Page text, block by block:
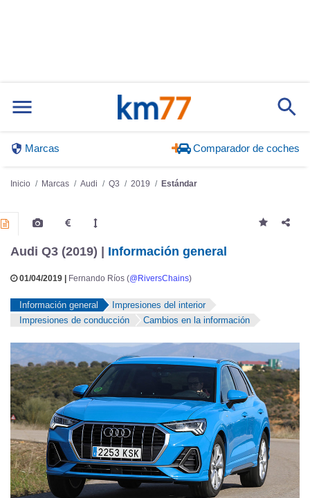
Marcas Comparador de coches
Inicio Marcas Audi Q3 2019 Estándar
Audi Q3 (2019) | Información general
01/04/2019 | Fernando Ríos (@RiversChains)
Información general
Impresiones del interior
Impresiones de conducción
Cambios en la información